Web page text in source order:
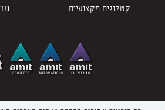
קטלוגים מקצועיים